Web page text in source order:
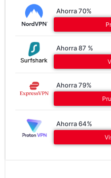
Ahorra 70%
Ahorra 87 %
Ahorra 79%
Ahorra 64%